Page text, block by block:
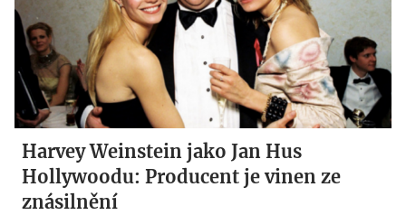
Harvey Weinstein jako Jan Hus
Hollywoodu: Producent je vinen ze
znásilnění